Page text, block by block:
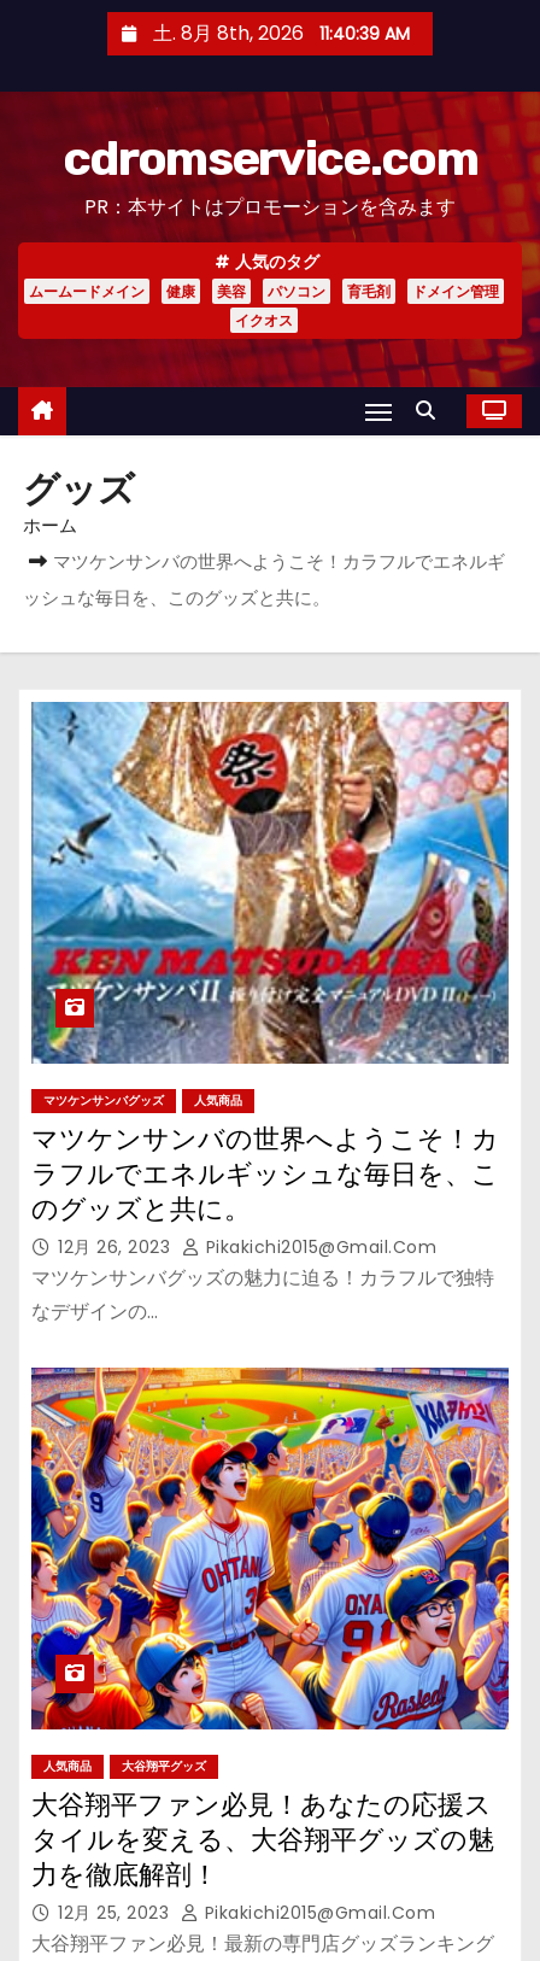
土. 8月 8th, 2026 11:40:40 AM
cdromservice.com
PR：本サイトはプロモーションを含みます
人気のタグ
ムームードメイン 健康 美容 パソコン 育毛剤
ドメイン管理
イクオス
グッズ
ホーム
マツケンサンバの世界へようこそ！カラフルでエネルギ
ッシュな毎日を、このグッズと共に。
マツケンサンバグッズ 人気商品
マツケンサンバの世界へようこそ！カ
ラフルでエネルギッシュな毎日を、こ
のグッズと共に。
12月 26, 2023 Pikakichi2015@gmail.com
マツケンサンバグッズの魅力に迫る！カラフルで独特
なデザインの…
人気商品 大谷翔平グッズ
大谷翔平ファン必見！あなたの応援ス
タイルを変える、大谷翔平グッズの魅
力を徹底解剖！
12月 25, 2023 Pikakichi2015@gmail.com
大谷翔平ファン必見！最新の専門店グッズランキング